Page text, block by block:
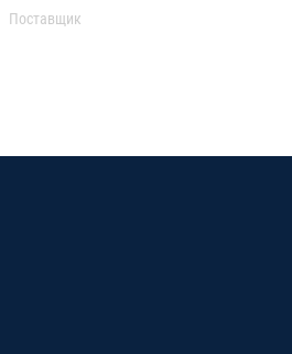
Поставщик